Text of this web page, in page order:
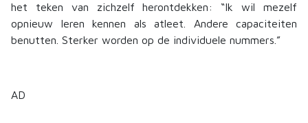
het teken van zichzelf herontdekken: “Ik wil mezelf
opnieuw leren kennen als atleet. Andere capaciteiten
benutten. Sterker worden op de individuele nummers.”
AD